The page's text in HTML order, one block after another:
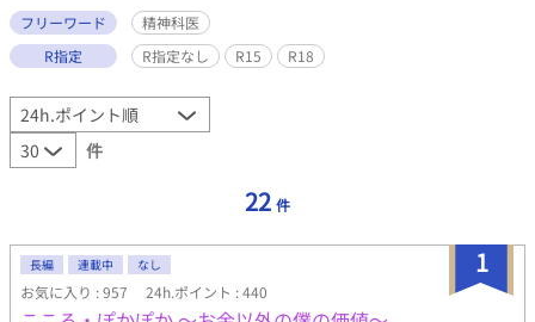
フリーワード
精神科医
R指定
R指定なし R15 R18
件
22 件
1
長編 連載中 なし
お気に入り : 957 24h.ポイント : 440